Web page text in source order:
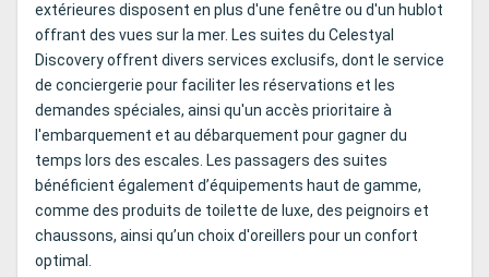
extérieures disposent en plus d'une fenêtre ou d'un hublot
offrant des vues sur la mer. Les suites du Celestyal
Discovery offrent divers services exclusifs, dont le service
de conciergerie pour faciliter les réservations et les
demandes spéciales, ainsi qu'un accès prioritaire à
l'embarquement et au débarquement pour gagner du
temps lors des escales. Les passagers des suites
bénéficient également d’équipements haut de gamme,
comme des produits de toilette de luxe, des peignoirs et
chaussons, ainsi qu’un choix d'oreillers pour un confort
optimal.